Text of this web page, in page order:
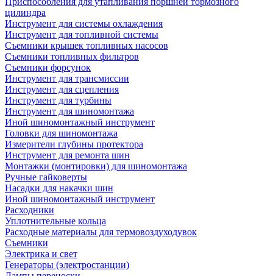
цилиндра
Инструмент для системы охлаждения
Инструмент для топливной системы
Съемники крышек топливных насосов
Съемники топливных фильтров
Съемники форсунок
Инструмент для трансмиссии
Инструмент для сцепления
Инструмент для турбины
Инструмент для шиномонтажа
Иной шиномонтажный инструмент
Головки для шиномонтажа
Измерители глубины протектора
Инструмент для ремонта шин
Монтажки (монтировки) для шиномонтажа
Ручные гайковерты
Насадки для накачки шин
Иной шиномонтажный инструмент
Расходники
Уплотнительные кольца
Расходные материалы для термовоздуходувок
Съемники
Электрика и свет
Генераторы (электростанции)